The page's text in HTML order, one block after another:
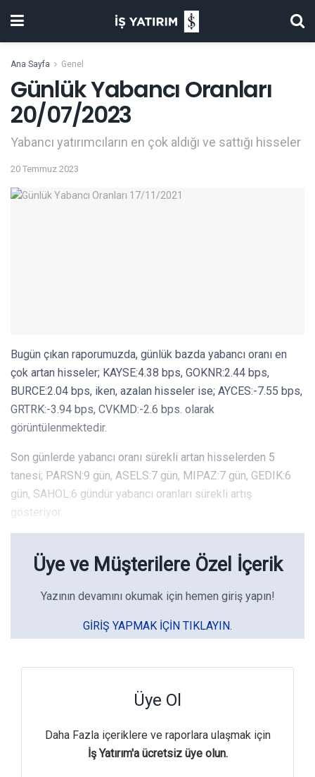
Ana Sayfa Genel
Günlük Yabancı Oranları
20/07/2023
Yabancı yatırımcıların en çok aldığı ve sattığı hisseler
20 Temmuz 2023
Bugün çıkan raporumuzda, günlük bazda yabancı oranı en
çok artan hisseler; KAYSE:4.38 bps, GOKNR:2.44 bps,
BURCE:2.04 bps, iken, azalan hisseler ise; AYCES:-7.55 bps,
GRTRK:-3.94 bps, CVKMD:-2.6 bps. olarak
görüntülenmektedir.
Son günlerde yabancı oranı sürekli artan hisselerden 5
tanesi; PARSN:9 gün, ASELS:7 gün, MIPAZ:7 gün, GEDIK:6
gün, SAHOL:6 gündür yabancı oranları sürekli artış
gösteriyor.
Üye ve Müşterilere Özel İçerik
Yazının devamını okumak için hemen giriş yapın!
GIRIŞ YAPMAK IÇIN TIKLAYIN.
Üye Ol
Daha Fazla içeriklere ve raporlara ulaşmak için
İş Yatırım'a ücretsiz üye olun.